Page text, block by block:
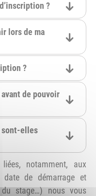
?
lors de ma
?
de pouvoir
sont-elles
notamment, aux
date de démarrage et
stage…) nous vous